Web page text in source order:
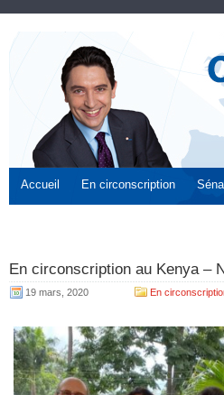
Accueil En circonscription
En circonscription au Kenya –
19 mars, 2020 En